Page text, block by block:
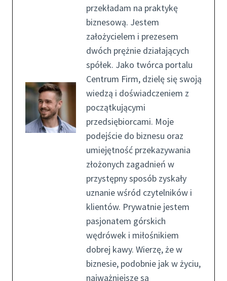
przekładam na praktykę
biznesową. Jestem
założycielem i prezesem
dwóch prężnie działających
spółek. Jako twórca portalu
Centrum Firm, dzielę się swoją
wiedzą i doświadczeniem z
początkującymi
przedsiębiorcami. Moje
podejście do biznesu oraz
umiejętność przekazywania
złożonych zagadnień w
przystępny sposób zyskały
uznanie wśród czytelników i
klientów. Prywatnie jestem
pasjonatem górskich
wędrówek i miłośnikiem
dobrej kawy. Wierzę, że w
biznesie, podobnie jak w życiu,
najważniejsze są